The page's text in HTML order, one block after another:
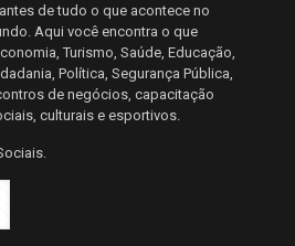
de tudo o que acontece no
Aqui você encontra o que
Turismo, Saúde, Educação,
Política, Segurança Pública,
de negócios, capacitação
culturais e esportivos.